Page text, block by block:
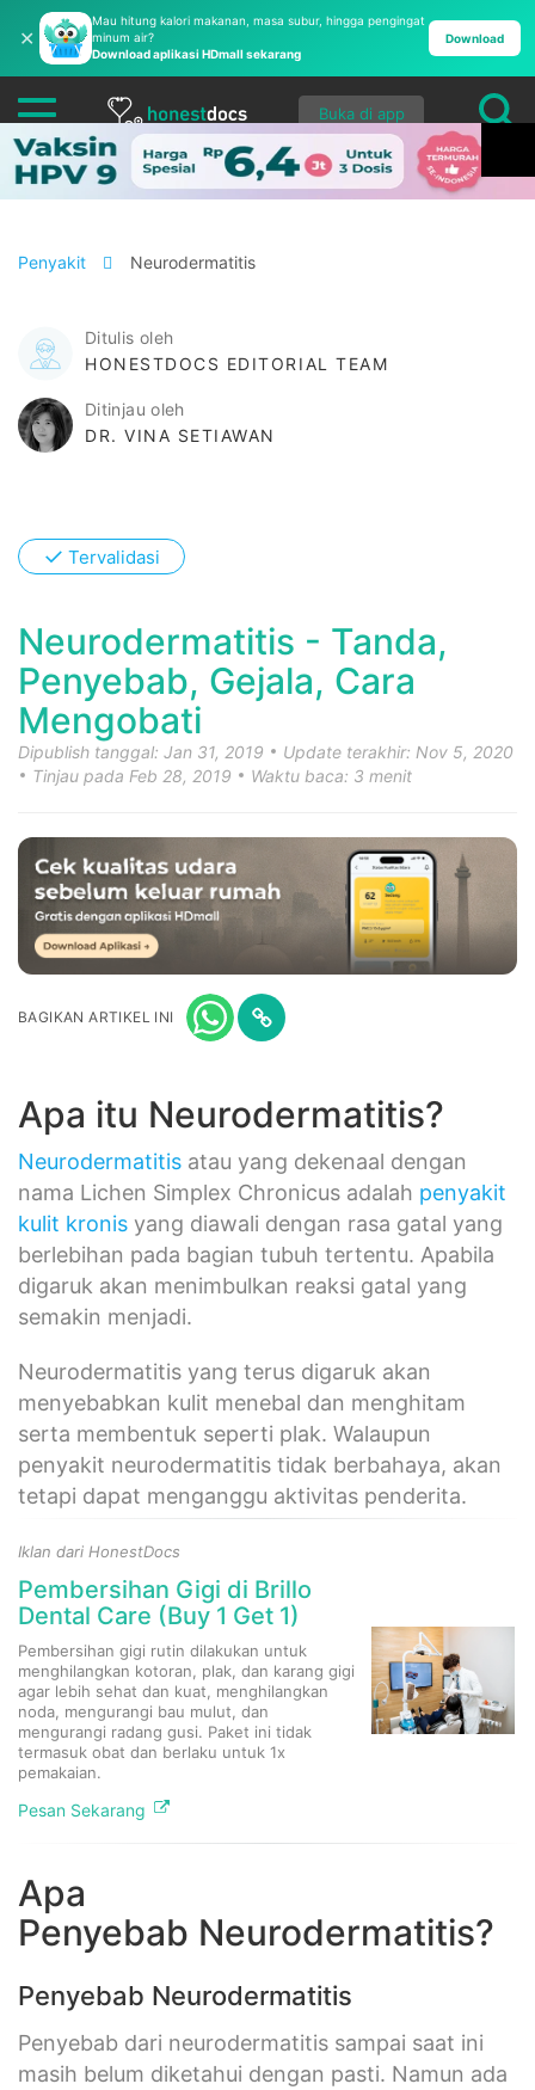
✕
Mau hitung kalori makanan, masa subur, hingga pengingat
minum air?
Download aplikasi HDmall sekarang
Download
Buka di app
Penyakit Neurodermatitis
Ditulis oleh
HONESTDOCS EDITORIAL TEAM
Ditinjau oleh
DR. VINA SETIAWAN
✓ Tervalidasi
Neurodermatitis - Tanda,
Penyebab, Gejala, Cara
Mengobati
Dipublish tanggal: Jan 31, 2019
Update terakhir: Nov 5, 2020
Tinjau pada Feb 28, 2019
Waktu baca: 3 menit
BAGIKAN ARTIKEL INI
Apa itu Neurodermatitis?
Neurodermatitis atau yang dekenaal dengan
nama Lichen Simplex Chronicus adalah penyakit
kulit kronis yang diawali dengan rasa gatal yang
berlebihan pada bagian tubuh tertentu. Apabila
digaruk akan menimbulkan reaksi gatal yang
semakin menjadi.
Neurodermatitis yang terus digaruk akan
menyebabkan kulit menebal dan menghitam
serta membentuk seperti plak. Walaupun
penyakit neurodermatitis tidak berbahaya, akan
tetapi dapat menganggu aktivitas penderita.
Iklan dari HonestDocs
Pembersihan Gigi di Brillo
Dental Care (Buy 1 Get 1)
Pembersihan gigi rutin dilakukan untuk
menghilangkan kotoran, plak, dan karang gigi
agar lebih sehat dan kuat, menghilangkan
noda, mengurangi bau mulut, dan
mengurangi radang gusi. Paket ini tidak
termasuk obat dan berlaku untuk 1x
pemakaian.
Pesan Sekarang
Apa
Penyebab Neurodermatitis?
Penyebab Neurodermatitis
Penyebab dari neurodermatitis sampai saat ini
masih belum diketahui dengan pasti. Namun ada